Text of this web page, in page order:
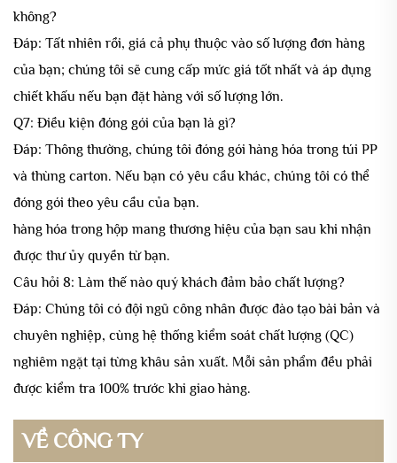
không?
Đáp: Tất nhiên rồi, giá cả phụ thuộc vào số lượng đơn hàng
của bạn; chúng tôi sẽ cung cấp mức giá tốt nhất và áp dụng
chiết khấu nếu bạn đặt hàng với số lượng lớn.
Q7: Điều kiện đóng gói của bạn là gì?
Đáp: Thông thường, chúng tôi đóng gói hàng hóa trong túi PP
và thùng carton. Nếu bạn có yêu cầu khác, chúng tôi có thể
đóng gói theo yêu cầu của bạn.
hàng hóa trong hộp mang thương hiệu của bạn sau khi nhận
được thư ủy quyền từ bạn.
Câu hỏi 8: Làm thế nào quý khách đảm bảo chất lượng?
Đáp: Chúng tôi có đội ngũ công nhân được đào tạo bài bản và
chuyên nghiệp, cùng hệ thống kiểm soát chất lượng (QC)
nghiêm ngặt tại từng khâu sản xuất. Mỗi sản phẩm đều phải
được kiểm tra 100% trước khi giao hàng.
VỀ CÔNG TY